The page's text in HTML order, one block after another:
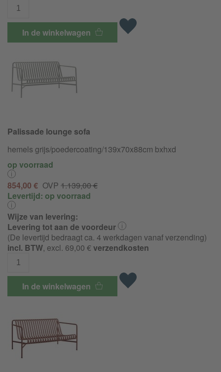
In de winkelwagen
Palissade lounge sofa
hemels grijs/poedercoating/139x70x88cm bxhxd
op voorraad
854,00 € OVP 1.139,00 €
Levertijd: op voorraad
Wijze van levering:
Levering tot aan de voordeur
(De levertijd bedraagt ca. 4 werkdagen vanaf verzending)
incl. BTW, excl. 69,00 €verzendkosten
In de winkelwagen